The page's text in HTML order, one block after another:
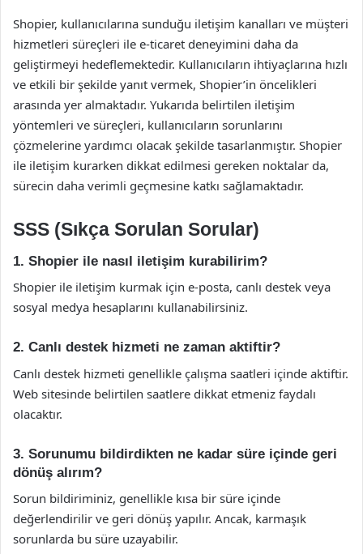
Shopier, kullanıcılarına sunduğu iletişim kanalları ve müşteri
hizmetleri süreçleri ile e-ticaret deneyimini daha da
geliştirmeyi hedeflemektedir. Kullanıcıların ihtiyaçlarına hızlı
ve etkili bir şekilde yanıt vermek, Shopier’in öncelikleri
arasında yer almaktadır. Yukarıda belirtilen iletişim
yöntemleri ve süreçleri, kullanıcıların sorunlarını
çözmelerine yardımcı olacak şekilde tasarlanmıştır. Shopier
ile iletişim kurarken dikkat edilmesi gereken noktalar da,
sürecin daha verimli geçmesine katkı sağlamaktadır.
SSS (Sıkça Sorulan Sorular)
1. Shopier ile nasıl iletişim kurabilirim?
Shopier ile iletişim kurmak için e-posta, canlı destek veya
sosyal medya hesaplarını kullanabilirsiniz.
2. Canlı destek hizmeti ne zaman aktiftir?
Canlı destek hizmeti genellikle çalışma saatleri içinde aktiftir.
Web sitesinde belirtilen saatlere dikkat etmeniz faydalı
olacaktır.
3. Sorunumu bildirdikten ne kadar süre içinde geri
dönüş alırım?
Sorun bildiriminiz, genellikle kısa bir süre içinde
değerlendirilir ve geri dönüş yapılır. Ancak, karmaşık
sorunlarda bu süre uzayabilir.